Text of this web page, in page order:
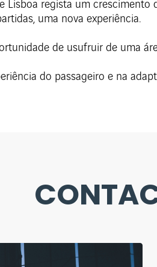
regista um crescimento
uma nova experiência.
de usufruir de uma
do passageiro e na